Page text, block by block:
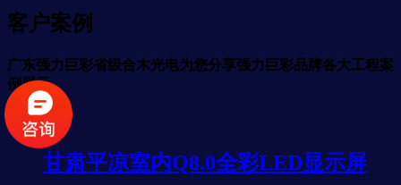
客户案例
广东强力巨彩省级合木光电为您分享强力巨彩品牌各大工程案
例展示。
甘肃平凉室内Q8.0全彩LED显示屏